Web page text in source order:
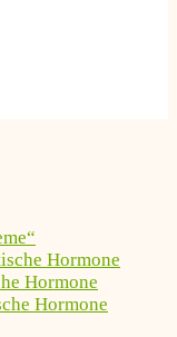
Hormone
Hormone
Hormone